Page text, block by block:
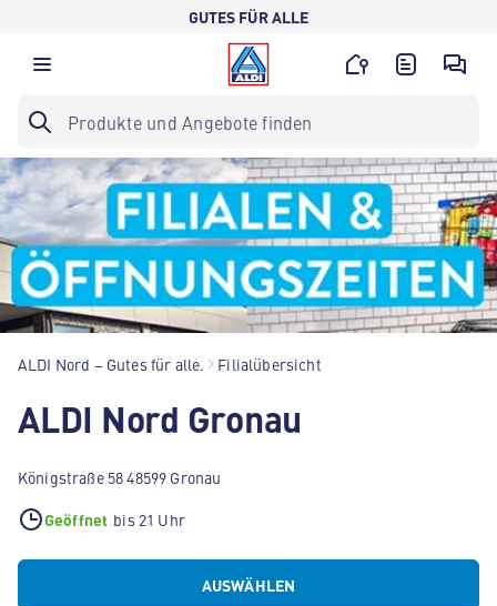
GUTES FÜR ALLE
ALDI Nord – Gutes für alle. Filialübersicht
ALDI Nord Gronau
Königstraße 58 48599 Gronau
Geöffnet bis 21 Uhr
AUSWÄHLEN